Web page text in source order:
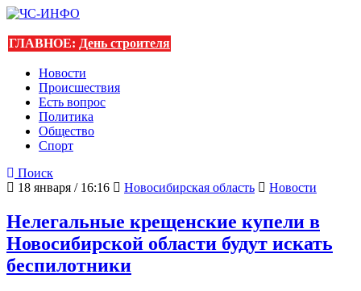
ГЛАВНОЕ: День строителя
Новости
Происшествия
Есть вопрос
Политика
Общество
Спорт
Поиск
18 января / 16:16
Новосибирская область Новости
Нелегальные крещенские купели в
Новосибирской области будут искать
беспилотники